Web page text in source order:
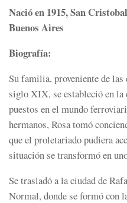
Nació en 1915, San
Buenos Aires
Biografía:
Su familia, proveniente de
siglo XIX, se estableció en la
puestos en el mundo
hermanos, Rosa tomó
que el proletariado pudiera
situación se transformó en
Se trasladó a la ciudad de
Normal, donde se formó con